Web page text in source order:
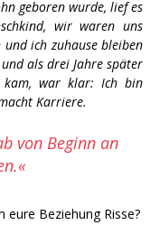
geboren wurde, lief es
wir waren uns
ich zuhause bleiben
als drei Jahre später
kam, war klar: Ich bin
Karriere.
von Beginn an
eure Beziehung Risse?